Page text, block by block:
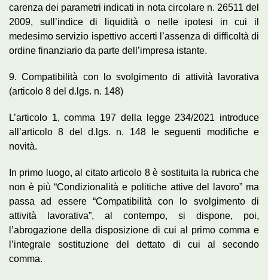
carenza dei parametri indicati in nota circolare n. 26511 del
2009, sull’indice di liquidità o nelle ipotesi in cui il
medesimo servizio ispettivo accerti l’assenza di difficoltà di
ordine finanziario da parte dell’impresa istante.
9. Compatibilità con lo svolgimento di attività lavorativa
(articolo 8 del d.lgs. n. 148)
L’articolo 1, comma 197 della legge 234/2021 introduce
all’articolo 8 del d.lgs. n. 148 le seguenti modifiche e
novità.
In primo luogo, al citato articolo 8 è sostituita la rubrica che
non è più “Condizionalità e politiche attive del lavoro” ma
passa ad essere “Compatibilità con lo svolgimento di
attività lavorativa”, al contempo, si dispone, poi,
l’abrogazione della disposizione di cui al primo comma e
l’integrale sostituzione del dettato di cui al secondo
comma.